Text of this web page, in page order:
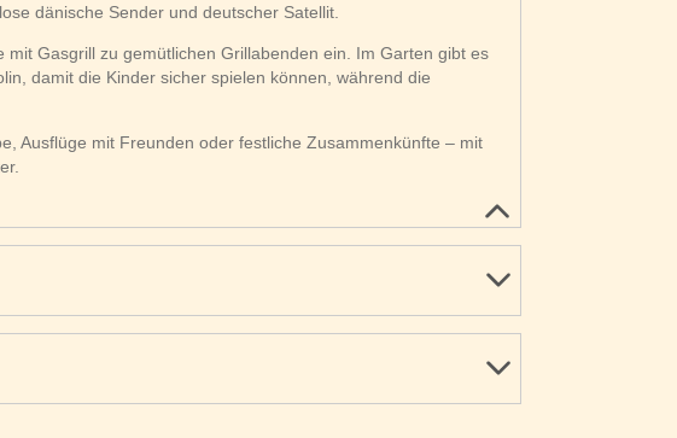
dänische Sender und deutscher Satellit.
Gasgrill zu gemütlichen Grillabenden ein. Im Garten gibt es
damit die Kinder sicher spielen können, während die
Ausflüge mit Freunden oder festliche Zusammenkünfte – mit